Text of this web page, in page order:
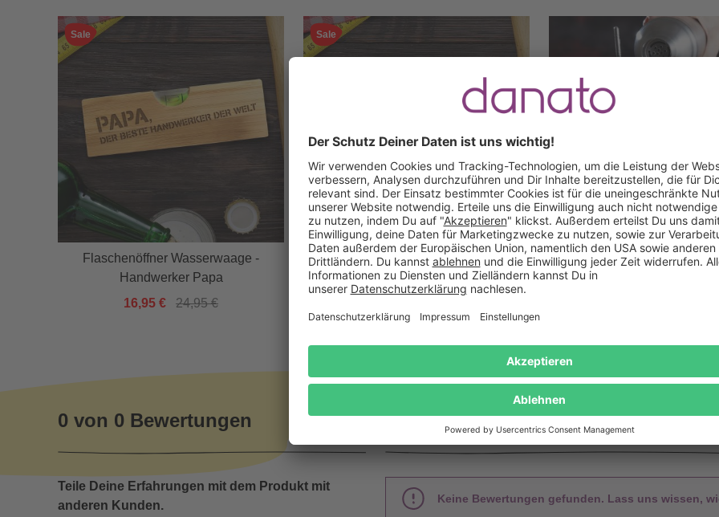
Sale
Flaschenöffner Wasserwaage -
Handwerker Papa
16,95 €
24,95 €
Sale
Personalisierbar
Flaschenöffner Wasserwaage -
Handwerker Papa - personalisiert
Personalisierbar
Longdrinkglas mit Gravur -
0 von 0 Bewertungen
Teile Deine Erfahrungen mit dem Produkt mit
anderen Kunden.
Das sagen unsere Kunden
Keine Bewertungen gefunden. Lass uns wissen,